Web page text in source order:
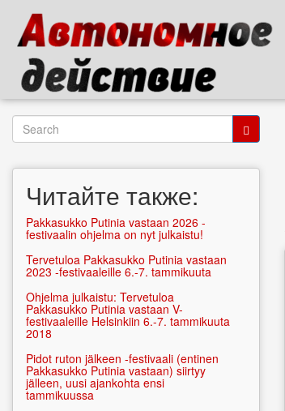
main
content
Search
Читайте также:
Pakkasukko Putinia vastaan 2026 -
festivaalin ohjelma on nyt julkaistu!
Tervetuloa Pakkasukko Putinia vastaan
2023 -festivaaleille 6.-7. tammikuuta
Ohjelma julkaistu: Tervetuloa
Pakkasukko Putinia vastaan V-
festivaaleille Helsinkiin 6.-7. tammikuuta
2018
Pidot ruton jälkeen -festivaali (entinen
Pakkasukko Putinia vastaan) siirtyy
jälleen, uusi ajankohta ensi
tammikuussa